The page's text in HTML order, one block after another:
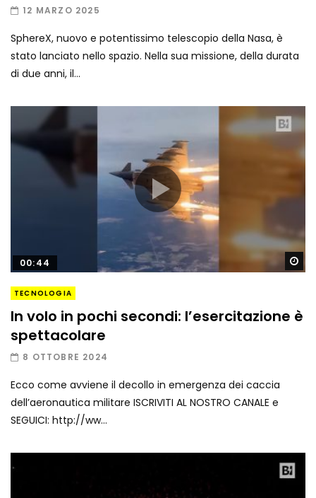
12 MARZO 2025
SphereX, nuovo e potentissimo telescopio della Nasa, è
stato lanciato nello spazio. Nella sua missione, della durata
di due anni, il...
00:44
TECNOLOGIA
In volo in pochi secondi: l’esercitazione è
spettacolare
8 OTTOBRE 2024
Ecco come avviene il decollo in emergenza dei caccia
dell’aeronautica militare ISCRIVITI AL NOSTRO CANALE e
SEGUICI: http://ww...